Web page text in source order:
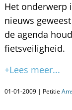
Het onderwerp
nieuws
de agenda
fietsveiligheid.
+Lees meer...
01-01-2009 | Petitie